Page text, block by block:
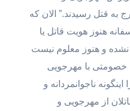
قتل رسیدند.” الان که
هنوز هویت قاتل یا
و هنوز معلوم نیست
خصومتی با مهرجویی
ناجوانمردانه و
از مهرجویی و